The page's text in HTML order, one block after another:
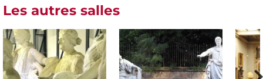
Les autres salles